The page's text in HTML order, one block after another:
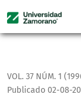
Perfil del
VOL. 37 NÚM. 1
Publicado 02-08-